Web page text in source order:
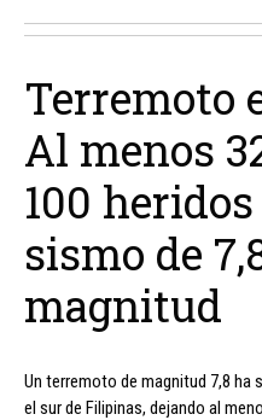
Terremoto
Al menos
100
sismo de
magnitud
Un terremoto de magnitud 7,8 ha
el sur de Filipinas, dejando al